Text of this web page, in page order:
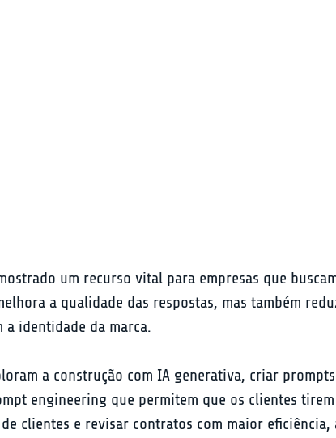
um recurso vital para empresas que
a qualidade das respostas, mas também
a identidade da marca.
a construção com IA generativa, criar
engineering que permitem que os clientes
clientes e revisar contratos com maior